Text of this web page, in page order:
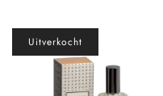
Uitverkocht